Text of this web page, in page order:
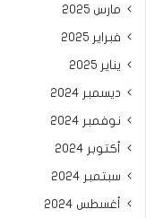
مارس 2025
فبراير 2025
يناير 2025
ديسمبر 2024
نوفمبر 2024
أكتوبر 2024
سبتمبر 2024
أغسطس 2024